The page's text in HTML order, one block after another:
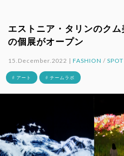
エストニア・タリンのク
の個展がオープン
15.December.2022 |FASHION / SPOT
# アート # チームラボ